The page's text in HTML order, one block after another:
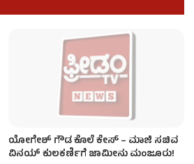
ಡಿಕೆಶಿ!
ಯೋಗೇಶ್ ಗೌಡ ಕೊಲೆ ಕೇಸ್ – ಮಾಜಿ ಸಚಿವ
ವಿನಯ್ ಕುಲಕರ್ಣಿಗೆ ಜಾಮೀನು ಮಂಜೂರು!